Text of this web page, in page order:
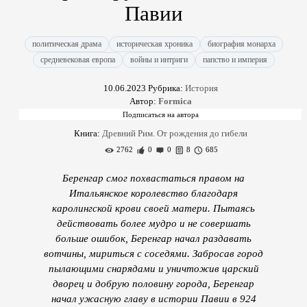
Павии
политическая драма историческая хроника
биография монарха
средневековая европа
войны и интриги папство и империя
10.06.2023 Рубрика: История
Автор: Formica
Книга: Древний Рим. От рождения до гибели
2762 0 0 8 685
Беренгар смог похвастаться правом на
Итальянское королевство благодаря
каролингской крови своей матери. Пытаясь
действовать более мудро и не совершать
больше ошибок, Беренгар начал раздавать
вотчины, мириться с соседями. Забросав город
пылающими снарядами и уничтожив царский
дворец и добрую половину города, Беренгар
начал ужасную главу в истории Павии в 924